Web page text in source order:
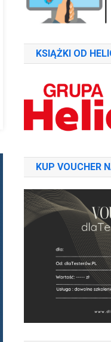
KSIĄŻKI OD
KUP VOUCHER